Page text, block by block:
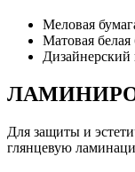
Меловая
Матовая белая
Дизайнерский
Для защиты и
глянцевую